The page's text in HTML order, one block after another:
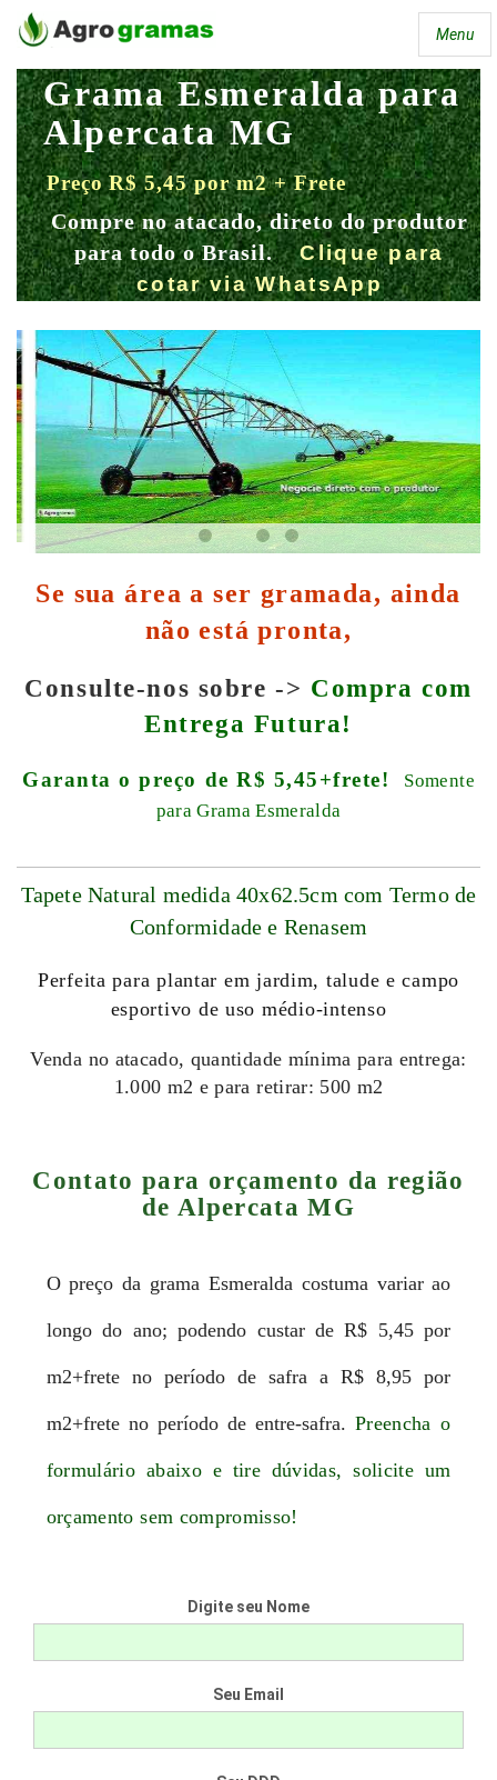
Menu
Grama Esmeralda para
Alpercata MG
Preço R$ 5,45 por m2 + Frete
Compre no atacado, direto do produtor
para todo o Brasil.Clique para
cotar via WhatsApp
Se sua área a ser gramada, ainda
não está pronta,
Consulte-nos sobre -> Compra com
Entrega Futura!
Garanta o preço de R$ 5,45+frete! Somente
para Grama Esmeralda
Tapete Natural medida 40x62.5cm com Termo de
Conformidade e Renasem
Perfeita para plantar em jardim, talude e campo
esportivo de uso médio-intenso
Venda no atacado, quantidade mínima para entrega:
1.000 m2 e para retirar: 500 m2
Contato para orçamento da região
de Alpercata MG
O preço da grama Esmeralda costuma variar ao
longo do ano; podendo custar de R$ 5,45 por
m2+frete no período de safra a R$ 8,95 por
m2+frete no período de entre-safra. Preencha o
formulário abaixo e tire dúvidas, solicite um
orçamento sem compromisso!
Digite seu Nome
Seu Email